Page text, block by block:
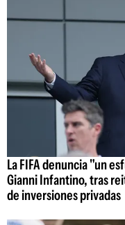
La FIFA denuncia "un
Gianni Infantino, tras
de inversiones privadas